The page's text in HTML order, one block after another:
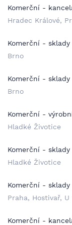
Komerční -
Hradec Králové,
Komerční - sklady
Brno
Komerční - sklady
Brno
Komerční -
Hladké Životice
Komerční -
Hladké Životice
Komerční - sklady
Praha, Hostivař,
Komerční -